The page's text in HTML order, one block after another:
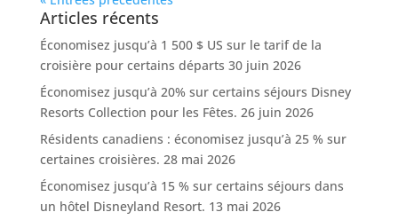
Articles récents
Économisez jusqu’à 1 500 $ US sur le tarif de la
croisière pour certains départs 30 juin 2026
Économisez jusqu’à 20% sur certains séjours Disney
Resorts Collection pour les Fêtes. 26 juin 2026
Résidents canadiens : économisez jusqu’à 25 % sur
certaines croisières. 28 mai 2026
Économisez jusqu’à 15 % sur certains séjours dans
un hôtel Disneyland Resort. 13 mai 2026